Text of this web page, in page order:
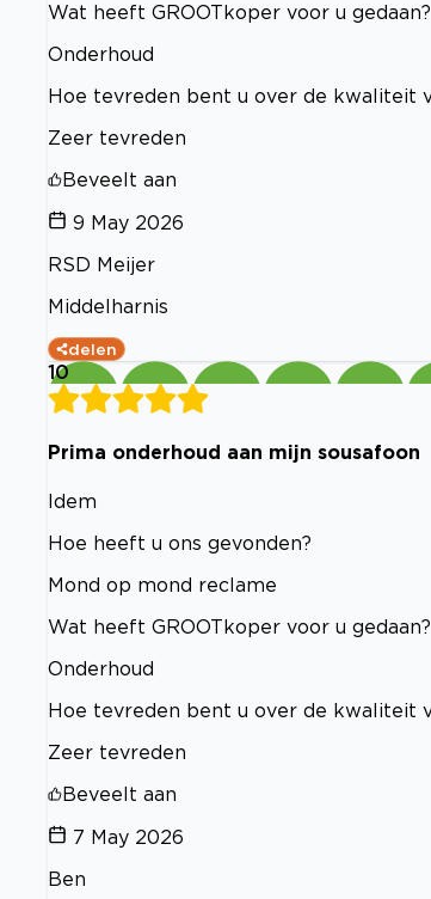
Wat heeft GROOTkoper voor u gedaan?
Onderhoud
Hoe tevreden bent u over de kwaliteit
Zeer tevreden
Beveelt aan
9 May 2026
RSD Meijer
Middelharnis
delen
10
Prima onderhoud aan mijn sousafoon
Idem
Hoe heeft u ons gevonden?
Mond op mond reclame
Wat heeft GROOTkoper voor u gedaan?
Onderhoud
Hoe tevreden bent u over de kwaliteit
Zeer tevreden
Beveelt aan
7 May 2026
Ben